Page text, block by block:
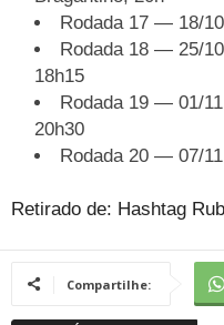
Rodada 17 — 18/
Rodada 18 — 25/
18h15
Rodada 19 — 01/
20h30
Rodada 20 — 07/
Retirado de: Hashtag
Compartilhe: